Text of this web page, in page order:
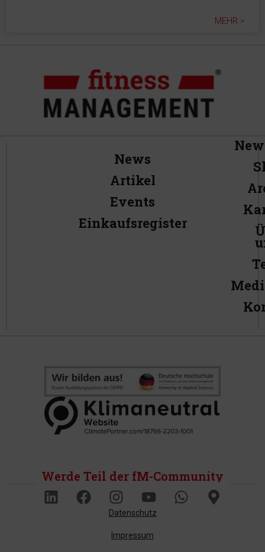
MEHR >
News
Artikel
Events
Einkaufsregister
Werde Teil der fM-Community
Datenschutz
Impressum